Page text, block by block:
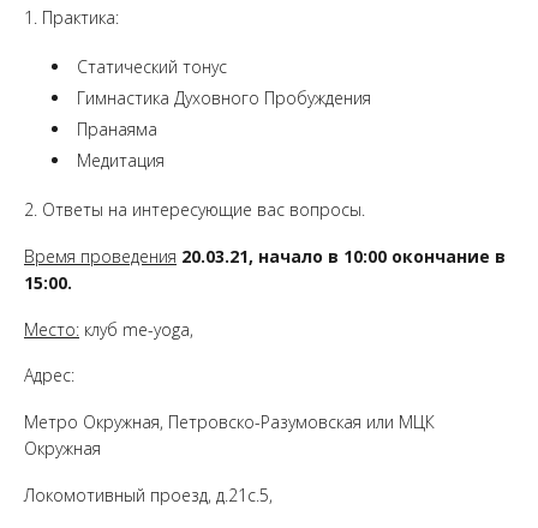
1. Практика:
Статический тонус
Гимнастика Духовного Пробуждения
Пранаяма
Медитация
2. Ответы на интересующие вас вопросы.
Время проведения 20.03.21, начало в 10:00 окончание в
15:00.
Место: клуб me-yoga,
Адрес:
Метро Окружная, Петровско-Разумовская или МЦК
Окружная
Локомотивный проезд, д.21с.5,